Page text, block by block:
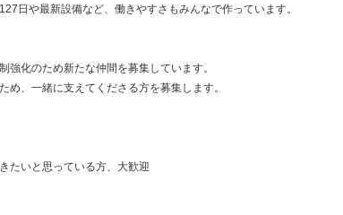
日や最新設備など、働きやすさもみんなで作っています。
化のため新たな仲間を募集しています。
、一緒に支えてくださる方を募集します。
たいと思っている方、大歓迎